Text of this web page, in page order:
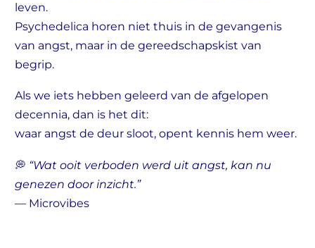
leven.
Psychedelica horen niet thuis in de gevangenis
van angst, maar in de gereedschapskist van
begrip.
Als we iets hebben geleerd van de afgelopen
decennia, dan is het dit:
waar angst de deur sloot, opent kennis hem weer.
💭 “Wat ooit verboden werd uit angst, kan nu
genezen door inzicht.”
— Microvibes